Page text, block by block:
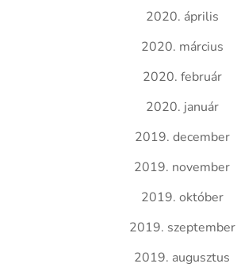
2020. április
2020. március
2020. február
2020. január
2019. december
2019. november
2019. október
2019. szeptember
2019. augusztus